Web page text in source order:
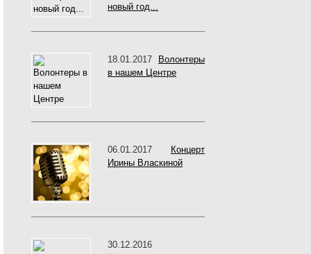
новый год...
18.01.2017 Волонтеры
в нашем Центре
06.01.2017 Концерт
Ирины Власкиной
30.12.2016